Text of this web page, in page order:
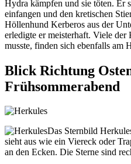
Hydra kämpfen und sie töten. Er
einfangen und den kretischen
Höllenhund Kerberos aus der
erledigte er meisterhaft. Viele der
musste, finden sich ebenfalls am
Blick Richtung
Frühsommerabend
Das Sternbild
sieht aus wie ein Viereck oder
an den Ecken. Die Sterne sind